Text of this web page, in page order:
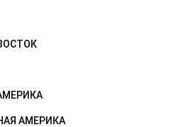
АМЕРИКА